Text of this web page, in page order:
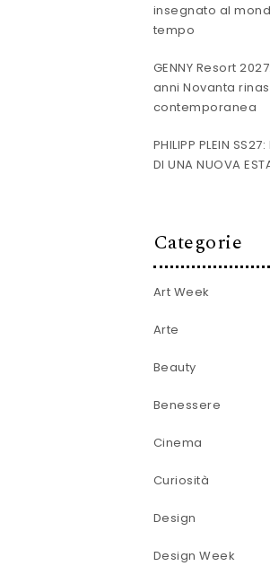
insegnato al
tempo
GENNY Resort
anni Novanta
contemporanea
PHILIPP PLEIN
DI UNA NUOVA
Categorie
Art Week
Arte
Beauty
Benessere
Cinema
Curiosità
Design
Design Week